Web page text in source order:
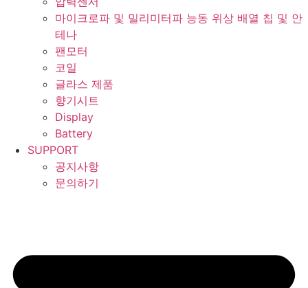
마이크로파 및 밀리미터파 능동 위상 배열 칩 및 안
테나
팬모터
코일
글라스 제품
향기시트
Display
Battery
SUPPORT
공지사항
문의하기